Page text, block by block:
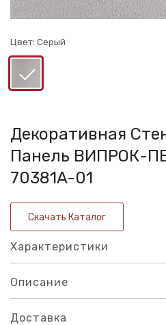
Цвет: Серый
Декоративная
Панель ВИПРОК-
70381A-01
Скачать Каталог
Характеристики
Описание
Доставка